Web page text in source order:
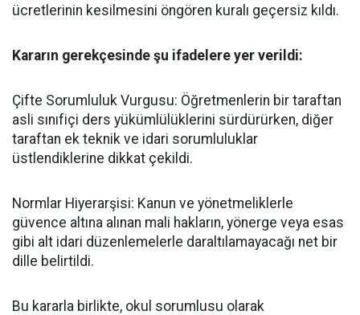
ücretlerinin kesilmesini öngören kuralı geçersiz kıldı.
​Kararın gerekçesinde şu ifadelere yer verildi:
​Çifte Sorumluluk Vurgusu: Öğretmenlerin bir taraftan
asli sınıfiçi ders yükümlülüklerini sürdürürken, diğer
taraftan ek teknik ve idari sorumluluklar
üstlendiklerine dikkat çekildi.
​Normlar Hiyerarşisi: Kanun ve yönetmeliklerle
güvence altına alınan mali hakların, yönerge veya esas
gibi alt idari düzenlemelerle daraltılamayacağı net bir
dille belirtildi.
​Bu kararla birlikte, okul sorumlusu olarak